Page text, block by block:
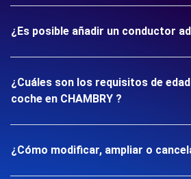
¿Es posible añadir un conductor
¿Cuáles son los requisitos de
coche en CHAMBRY ?
¿Cómo modificar, ampliar o